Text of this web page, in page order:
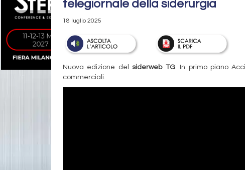
telegiornale della siderurgia
18 luglio 2025
Nuova edizione delsiderweb TG. In primo piano
commerciali.